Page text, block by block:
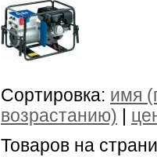
Сортировка: имя
возрастанию)
Товаров на